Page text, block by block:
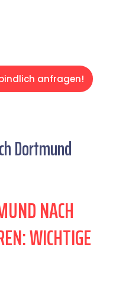
anfragen!
Dortmund
NACH
WICHTIGE